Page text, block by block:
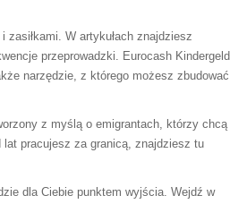
zasiłkami. W artykułach znajdziesz
przeprowadzki. Eurocash Kindergeld
narzędzie, z którego możesz zbudować
z myślą o emigrantach, którzy chcą
pracujesz za granicą, znajdziesz tu
dla Ciebie punktem wyjścia. Wejdź w